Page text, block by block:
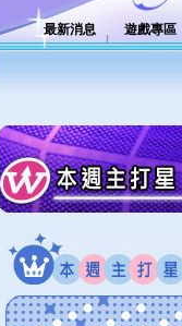
最新消息 遊戲專區